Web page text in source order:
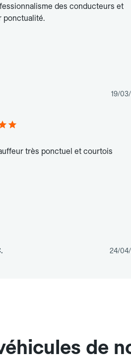
des conducteurs et
ponctualité.
19/
très ponctuel et courtois
24/
de